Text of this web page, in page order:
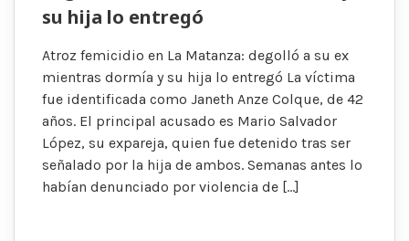
su hija lo entregó
Atroz femicidio en La Matanza: degolló a su ex
mientras dormía y su hija lo entregó La víctima
fue identificada como Janeth Anze Colque, de 42
años. El principal acusado es Mario Salvador
López, su expareja, quien fue detenido tras ser
señalado por la hija de ambos. Semanas antes lo
habían denunciado por violencia de […]